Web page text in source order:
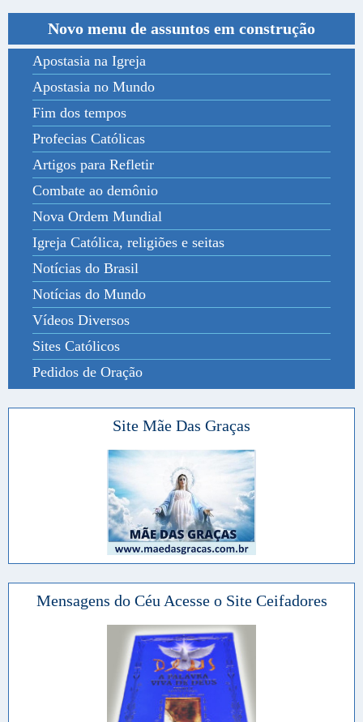
Novo menu de assuntos em construção
Apostasia na Igreja
Apostasia no Mundo
Fim dos tempos
Profecias Católicas
Artigos para Refletir
Combate ao demônio
Nova Ordem Mundial
Igreja Católica, religiões e seitas
Notícias do Brasil
Notícias do Mundo
Vídeos Diversos
Sites Católicos
Pedidos de Oração
Site Mãe Das Graças
Mensagens do Céu Acesse o Site Ceifadores